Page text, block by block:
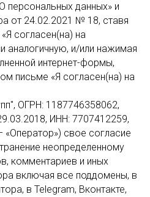
данных» и
от 24.02.2021 № 18, ставя
согласен(на) на
аналогичную, и/или нажимая
интернет-формы,
письме «Я согласен(на) на
ОГРН: 1187746358062,
ИНН: 7707412259,
свое согласие
неопределенному
комментариев и иных
включая все поддомены, в
в Telegram, Вконтакте,